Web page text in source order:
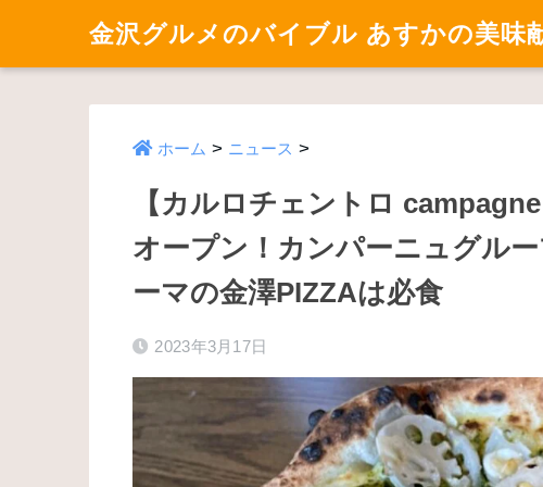
金沢グルメのバイブル あすかの美味
ホーム > ニュース >
【カルロチェントロ
オープン！カンパーニュグル
ーマの金澤PIZZAは必食
2023年3月17日